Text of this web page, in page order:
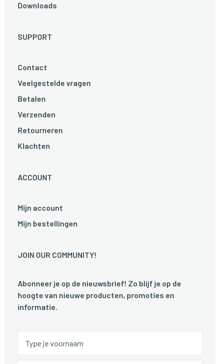
Downloads
SUPPORT
Contact
Veelgestelde vragen
Betalen
Verzenden
Retourneren
Klachten
ACCOUNT
Mijn account
Mijn bestellingen
JOIN OUR COMMUNITY!
Abonneer je op de nieuwsbrief! Zo blijf je op de
hoogte van nieuwe producten, promoties en
informatie.